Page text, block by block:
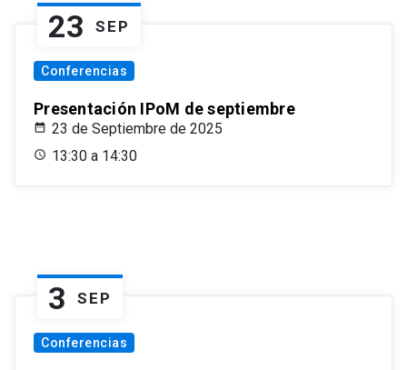
23 SEP
Conferencias
Presentación IPoM de septiembre
23 de Septiembre de 2025
13:30 a 14:30
3 SEP
Conferencias